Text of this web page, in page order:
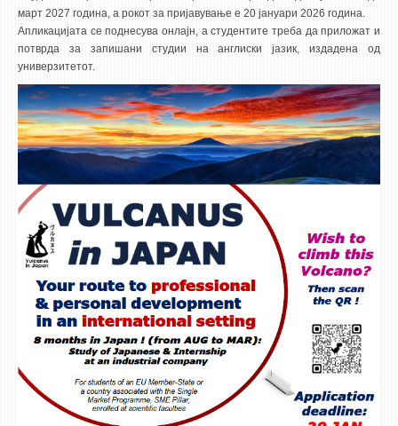
март 2027 година, а рокот за пријавување е 20 јануари 2026 година.
Апликацијата се поднесува онлајн, а студентите треба да приложат и
потврда за запишани студии на англиски јазик, издадена од
универзитетот.